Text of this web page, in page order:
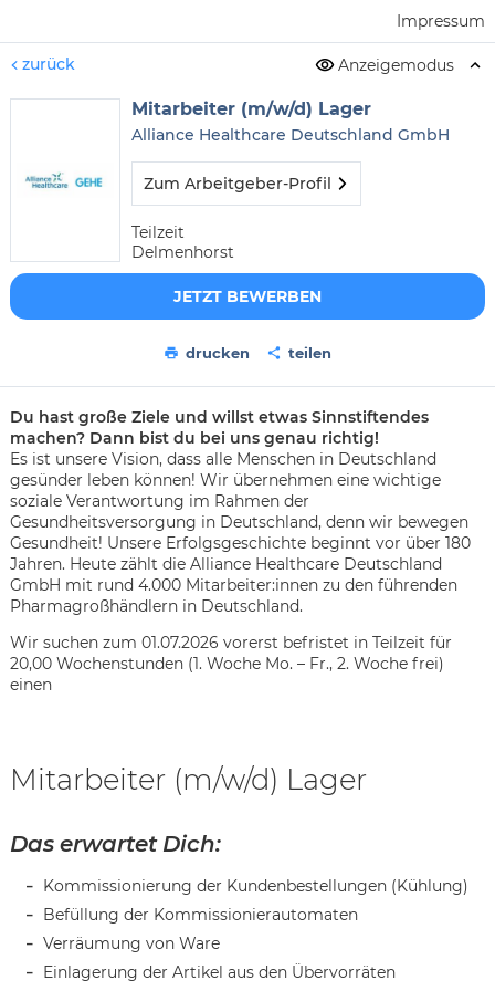
Impressum
zurück Anzeigemodus
Mitarbeiter (m/w/d) Lager
Alliance Healthcare Deutschland GmbH
Zum Arbeitgeber-Profil
Teilzeit
Delmenhorst
JETZT BEWERBEN
drucken teilen
Du hast große Ziele und willst etwas Sinnstiftendes
machen? Dann bist du bei uns genau richtig!
Es ist unsere Vision, dass alle Menschen in Deutschland
gesünder leben können! Wir übernehmen eine wichtige
soziale Verantwortung im Rahmen der
Gesundheitsversorgung in Deutschland, denn wir bewegen
Gesundheit! Unsere Erfolgsgeschichte beginnt vor über 180
Jahren. Heute zählt die Alliance Healthcare Deutschland
GmbH mit rund 4.000 Mitarbeiter:innen zu den führenden
Pharmagroßhändlern in Deutschland.
Wir suchen zum 01.07.2026 vorerst befristet in Teilzeit für
20,00 Wochenstunden (1. Woche Mo. – Fr., 2. Woche frei)
einen
Mitarbeiter (m/w/d) Lager
Das erwartet Dich:
Kommissionierung der Kundenbestellungen (Kühlung)
Befüllung der Kommissionierautomaten
Verräumung von Ware
Einlagerung der Artikel aus den Übervorräten
Karte anzeigen